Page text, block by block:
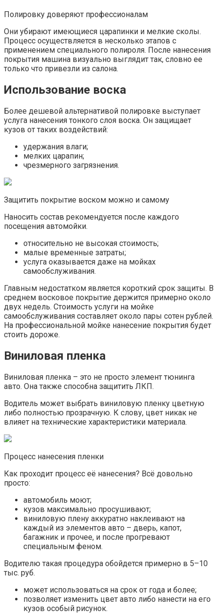
Полировку доверяют профессионалам
Они убирают имеющиеся царапинки и мелкие сколы.
Процесс осуществляется в несколько этапов с
применением специального полироля. После нанесения
покрытия машина визуально выглядит так, словно ее
только что привезли из салона.
Использование воска
Более дешевой альтернативой полировке выступает
услуга нанесения тонкого слоя воска. Он защищает
кузов от таких воздействий:
удержания влаги;
мелких царапин;
чрезмерного загрязнения.
Защитить покрытие воском можно и самому
Наносить состав рекомендуется после каждого
посещения автомойки.
относительно не высокая стоимость;
малые временные затраты;
услуга оказывается даже на мойках
самообслуживания.
Главным недостатком является короткий срок защиты. В
среднем восковое покрытие держится примерно около
двух недель. Стоимость услуги на мойке
самообслуживания составляет около пары сотен рублей.
На профессиональной мойке нанесение покрытия будет
стоить дороже.
Виниловая пленка
Виниловая пленка – это не просто элемент тюнинга
авто. Она также способна защитить ЛКП.
Водитель может выбрать виниловую пленку цветную
либо полностью прозрачную. К слову, цвет никак не
влияет на технические характеристики материала.
Процесс нанесения пленки
Как проходит процесс её нанесения? Всё довольно
просто:
автомобиль моют;
кузов максимально просушивают;
виниловую плену аккуратно наклеивают на
каждый из элементов авто – дверь, капот,
багажник и прочее, и после прогревают
специальным феном.
Водителю такая процедура обойдется примерно в 5–10
тыс. руб.
может использоваться на срок от года и более;
позволяет изменить цвет авто либо нанести на его
кузов особый рисунок.